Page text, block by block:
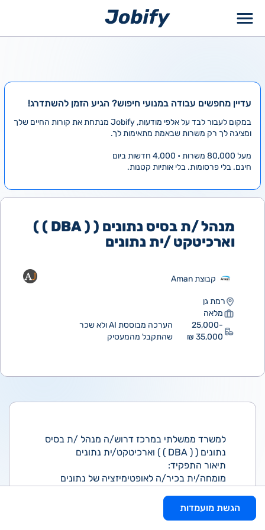
עדיין מחפשים עבודה במנועי חיפוש? הגיע הזמן להשתדרג!
במקום לעבור לבד על אלפי מודעות, Jobify מנתחת את קורות החיים שלך
ומציגה לך רק משרות שבאמת מתאימות לך.
מעל 80,000 משרות • 4,000 חדשות ביום
חינם. בלי פרסומות. בלי אותיות קטנות.
מנהל /ת בסיס נתונים ( ( DBA ) )
וארכיטקט /ית נתונים
קבוצת Aman
רמת גן
מלאה
25,000-
35,000 ₪
הערכה מבוססת AI ולא שכר
שהתקבל מהמעסיק
למשרד ממשלתי במרכז דרוש/ה מנהל /ת בסיס
נתונים ( ( DBA ) ) וארכיטקט/ית נתונים
תיאור התפקיד:
מומחה/ית בכיר/ה לאופטימיזציה של נתונים
תוך ביצוע אופטימיזציה לשאילתות כבדות, תכנון
הגשת מועמדות